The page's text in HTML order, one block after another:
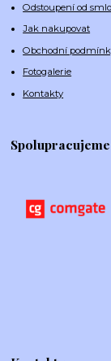
Odstoupení od
Jak nakupovat
Obchodní
Fotogalerie
Kontakty
Spolupracujeme